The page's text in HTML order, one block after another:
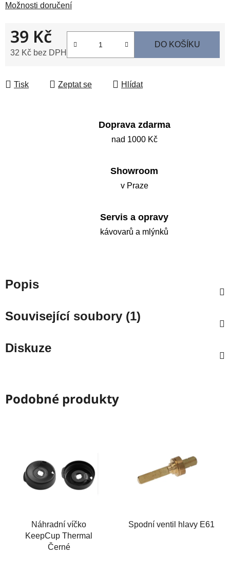
Možnosti doručení
39 Kč
32 Kč bez DPH
DO KOŠÍKU
Tisk Zeptat se Hlídat
Doprava zdarma
nad 1000 Kč
Showroom
v Praze
Servis a opravy
kávovarů a mlýnků
Popis
Související soubory (1)
Diskuze
Podobné produkty
Náhradní víčko
KeepCup Thermal
Černé
Spodní ventil hlavy E61